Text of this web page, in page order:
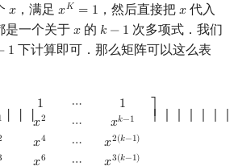
𝑥
x ，满足𝑥𝐾 = 1
xK= 1 ，然后直接把 𝑥
x 代入
是一个关于 𝑥
x 的 𝑘 − 1
k−1
次多项式．我们
1 下计算即可．那么矩阵可以这么表
⎢ ⎢ ⎢
1 ⋯
1
𝑥2 ⋯ 𝑥𝑘−1
𝑥4 ⋯ 𝑥2(𝑘−1)
6 3(𝑘−1)
⎤⎥ ⎥ ⎥ ⎥ ⎥ ⎥ ⎥
⋯x 1)1 ⋯x